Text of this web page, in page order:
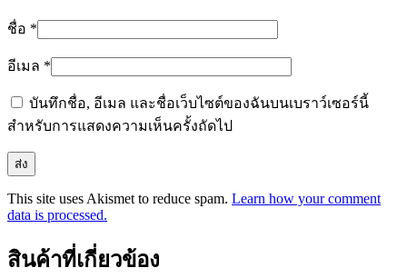
ชื่อ *
อีเมล *
บันทึกชื่อ, อีเมล และชื่อเว็บไซต์ของฉันบนเบราว์เซอร์นี้
สำหรับการแสดงความเห็นครั้งถัดไป
This site uses Akismet to reduce spam. Learn how your comment
data is processed.
สินค้าที่เกี่ยวข้อง